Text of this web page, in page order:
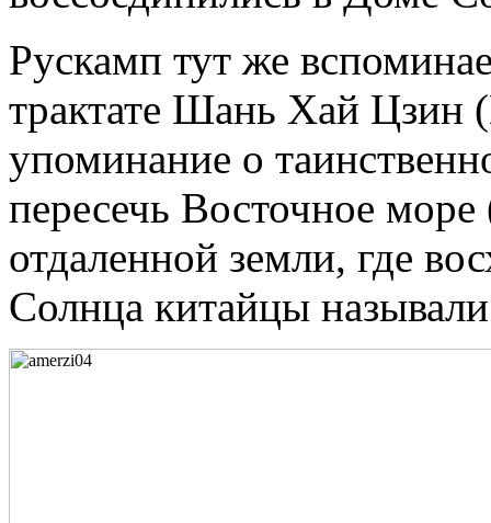
Рускамп тут же
трактате Шань Хай Цзин
упоминание о
пересечь Восточное
отдаленной земли, где
Солнца китайцы